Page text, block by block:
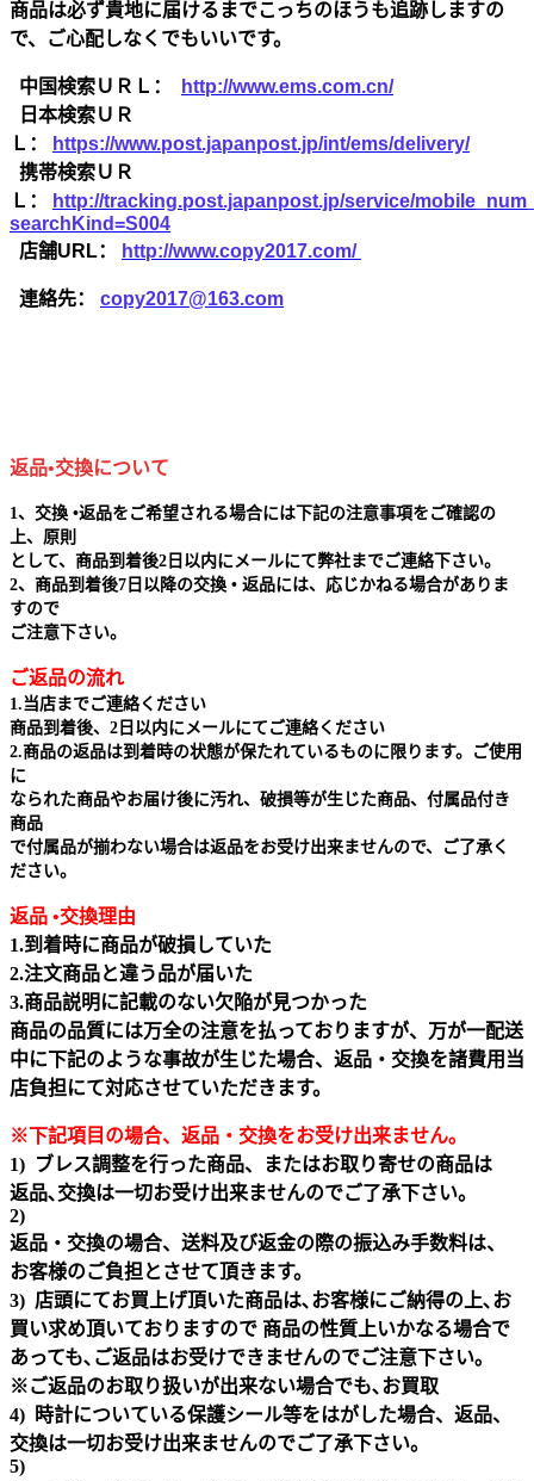
商品は必ず貴地に届けるまでこっちのほうも追跡しますの
で、ご心配しなくでもいいです。
中国検索ＵＲＬ：
http://www.ems.com.cn/
日本検索ＵＲ
Ｌ：
https://www.post.japanpost.jp/int/ems/delivery/
携帯検索ＵＲ
Ｌ：
http://tracking.post.japanpost.jp/service/
searchKind=S004
店舗URL：
http://www.copy2017.com/
連絡先： copy2017@163.com
返品•交換について
1、交換 •返品をご希望される場合には下記の注意事項をご確認の
上、原則
として、商品到着後2日以内にメールにて弊社までご連絡下さい。
2、商品到着後7日以降の交換 • 返品には、応じかねる場合がありま
すので
ご注意下さい。
ご返品の流れ
1.当店までご連絡ください
商品到着後、2日以内にメールにてご連絡ください
2.商品の返品は到着時の状態が保たれているものに限ります。ご使用
に
なられた商品やお届け後に汚れ、破損等が生じた商品、付属品付き
商品
で付属品が揃わない場合は返品をお受け出来ませんので、ご了承く
ださい。
返品 •交換理由
1.到着時に商品が破損していた
2.注文商品と違う品が届いた
3.商品説明に記載のない欠陥が見つかった
商品の品質には万全の注意を払っておりますが、万が一配送
中に下記のような事故が生じた場合、返品・交換を諸費用当
店負担にて対応させていただきます。
※下記項目の場合、返品・交換をお受け出来ません｡
1) ブレス調整を行った商品、またはお取り寄せの商品は
返品､交換は一切お受け出来ませんのでご了承下さい。
2)
返品・交換の場合、送料及び返金の際の振込み手数料は、
お客様のご負担とさせて頂きます。
3) 店頭にてお買上げ頂いた商品は､お客様にご納得の上､お
買い求め頂いておりますので 商品の性質上いかなる場合で
あっても､ご返品はお受けできませんのでご注意下さい｡
※ご返品のお取り扱いが出来ない場合でも､お買取
4) 時計についている保護シール等をはがした場合、返品、
交換は一切お受け出来ませんのでご了承下さい。
5)